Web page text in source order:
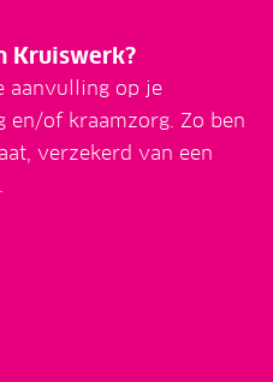
Kruiswerk?
aanvulling op je
en/of kraamzorg. Zo ben
verzekerd van een